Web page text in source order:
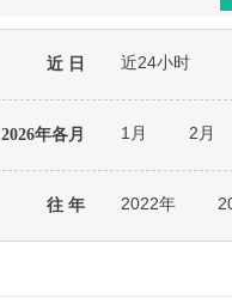
近 日 近24小时
2026年各月 1月 2月
往 年 2022年